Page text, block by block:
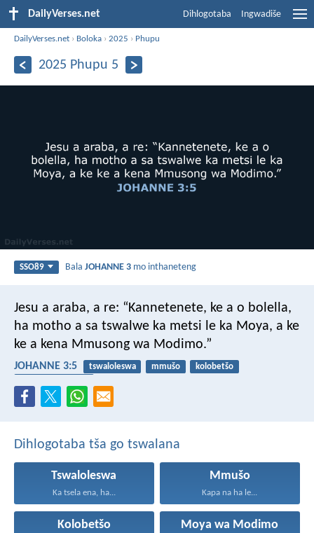
DailyVerses.net Dihlogotaba Ingwadiše
DailyVerses.net › Boloka ›2025 › Phupu
2025 Phupu 5
SSO89 BalaJOHANNE 3 mo inthaneteng
Jesu a araba, a re: “Kannetenete, ke a o bolella,
ha motho a sa tswalwe ka metsi le ka Moya, a ke
ke a kena Mmusong wa Modimo.”
JOHANNE 3:5 tswaloleswa mmušo
kolobetšo
Dihlogotaba tša go tswalana
Tswaloleswa
Ka tsela ena, ha...
Mmušo
Kapa na ha le...
Kolobetšo Moya wa Modimo